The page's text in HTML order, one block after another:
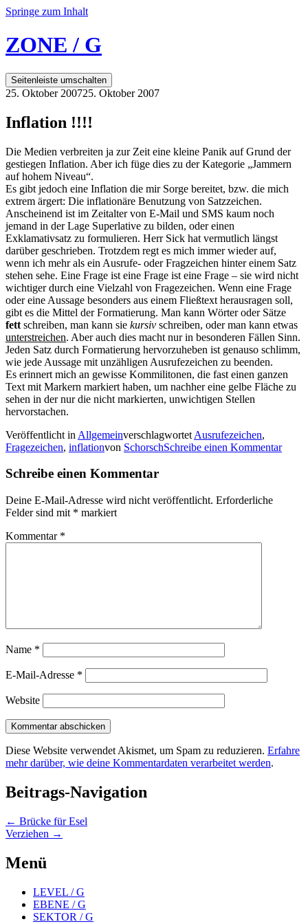
Springe zum Inhalt
ZONE / G
Seitenleiste umschalten
25. Oktober 200725. Oktober 2007
Inflation !!!!
Die Medien verbreiten ja zur Zeit eine kleine Panik auf Grund der
gestiegen Inflation. Aber ich füge dies zu der Kategorie „Jammern
auf hohem Niveau“.
Es gibt jedoch eine Inflation die mir Sorge bereitet, bzw. die mich
extrem ärgert: Die inflationäre Benutzung von Satzzeichen.
Anscheinend ist im Zeitalter von E-Mail und SMS kaum noch
jemand in der Lage Superlative zu bilden, oder einen
Exklamativsatz zu formulieren. Herr Sick hat vermutlich längst
darüber geschrieben. Trotzdem regt es mich immer wieder auf,
wenn ich mehr als ein Ausrufe- oder Fragzeichen hinter einem Satz
stehen sehe. Eine Frage ist eine Frage ist eine Frage – sie wird nicht
wichtiger durch eine Vielzahl von Fragezeichen. Wenn eine Frage
oder eine Aussage besonders aus einem Fließtext herausragen soll,
gibt es die Mittel der Formatierung. Man kann Wörter oder Sätze
fett schreiben, man kann sie kursiv schreiben, oder man kann etwas
unterstreichen. Aber auch dies macht nur in besonderen Fällen Sinn.
Jeden Satz durch Formatierung hervorzuheben ist genauso schlimm,
wie jede Aussage mit unzähligen Ausrufezeichen zu beenden.
Es erinnert mich an gewisse Kommilitonen, die fast einen ganzen
Text mit Markern markiert haben, um nachher eine gelbe Fläche zu
sehen in der nur die nicht markierten, unwichtigen Stellen
hervorstachen.
Veröffentlicht in Allgemeinverschlagwortet Ausrufezeichen,
Fragezeichen, inflationvon SchorschSchreibe einen Kommentar
Schreibe einen Kommentar
Deine E-Mail-Adresse wird nicht veröffentlicht. Erforderliche
Felder sind mit * markiert
Kommentar *
Name *
E-Mail-Adresse *
Website
Diese Website verwendet Akismet, um Spam zu reduzieren. Erfahre
mehr darüber, wie deine Kommentardaten verarbeitet werden.
Beitrags-Navigation
← Brücke für Esel
Verziehen →
Menü
LEVEL / G
EBENE / G
SEKTOR / G